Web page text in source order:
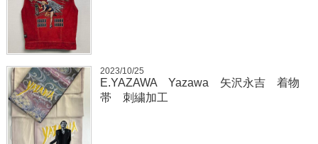
2023/10/25
E.YAZAWA Yazawa 矢沢永吉 着物
帯 刺繍加工